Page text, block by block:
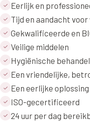
✓ Eerlijk en
✓ Tijd en aandacht
✓ Gekwalificeerde en
✓ Veilige middelen
✓ Hygiënische
✓ Een vriendelijke,
✓ Een eerlijke
✓ ISO-gecertificeerd
✓ 24 uur per dag